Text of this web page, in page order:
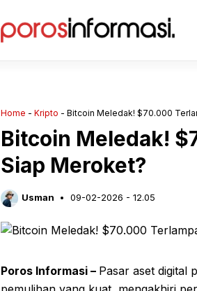
Home - Kripto - Bitcoin Meledak! $70.000
Bitcoin Meledak!
Siap Meroket?
Usman 09-02-2026 - 12.05
Poros Informasi – Pasar aset digital